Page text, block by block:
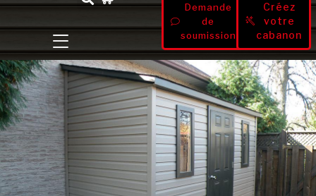
Demande
de
soumission
Créez
votre
cabanon